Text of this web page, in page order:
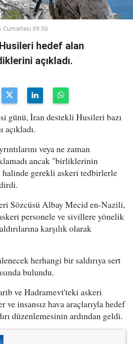
Cumartesi 09:50
hedef alan
açıkladı.
günü, İran destekli Husileri bazı
açıkladı.
veya ne zaman
ancak "birliklerinin
halinde gerekli askeri tedbirlerle
Sözcüsü Albay Mecid en-Nazili,
personele ve sivillere yönelik
karşılık olarak
herhangi bir saldırıya sert
bulundu.
ve Hadramevt'teki askeri
insansız hava araçlarıyla hedef
düzenlemesinin ardından geldi.